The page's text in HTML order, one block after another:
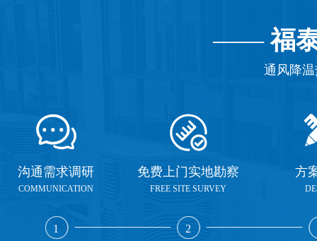
——福
通风降
沟通需求调研
COMMUNICATION
1
免费上门实地勘察
FREE SITE SURVEY
2
方